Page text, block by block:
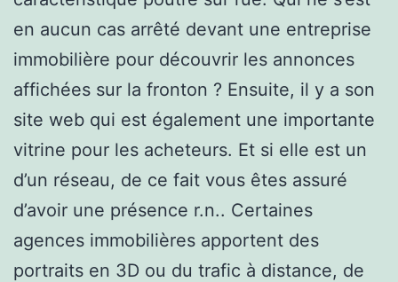
en aucun cas arrêté devant une entreprise
immobilière pour découvrir les annonces
affichées sur la fronton ? Ensuite, il y a son
site web qui est également une importante
vitrine pour les acheteurs. Et si elle est un
d’un réseau, de ce fait vous êtes assuré
d’avoir une présence r.n.. Certaines
agences immobilières apportent des
portraits en 3D ou du trafic à distance, de